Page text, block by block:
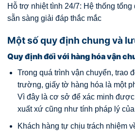
Hỗ trợ nhiệt tình 24/7: Hệ thống
sẵn sàng giải đáp thắc mắc
Một số quy định chung và
Quy định đối với hàng hóa vận
Trong quá trình vận chuyển, trao
trường, giấy tờ hàng hóa là một
Vì đây là cơ sở để xác minh
xuất xứ cũng như tính pháp lý
Khách hàng tự chịu trách nhiệm